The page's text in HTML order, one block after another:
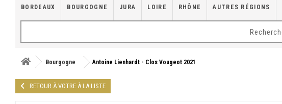
BORDEAUX BOURGOGNE JURA LOIRE RHÔNE AUTRES RÉGIONS
Bourgogne Antoine Lienhardt - Clos Vougeot 2021
RETOUR À VOTRE À LA LISTE